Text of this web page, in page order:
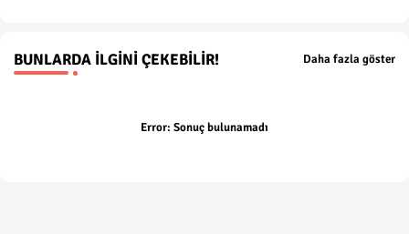
BUNLARDA İLGINI ÇEKEBILIR! Daha fazla göster
Error: Sonuç bulunamadı